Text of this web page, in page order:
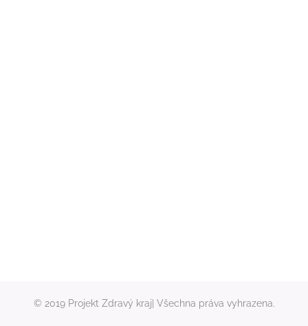
© 2019 Projekt Zdravý kraj| Všechna práva vyhrazena.